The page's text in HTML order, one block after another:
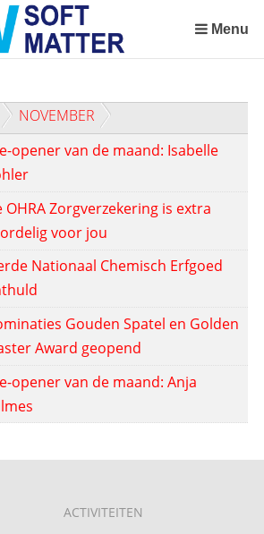
Menu
NOVEMBER
opener van de maand: Isabelle
OHRA Zorgverzekering is extra
voor jou
Nationaal Chemisch Erfgoed
Gouden Spatel en Golden
Award geopend
opener van de maand: Anja
ACTIVITEITEN